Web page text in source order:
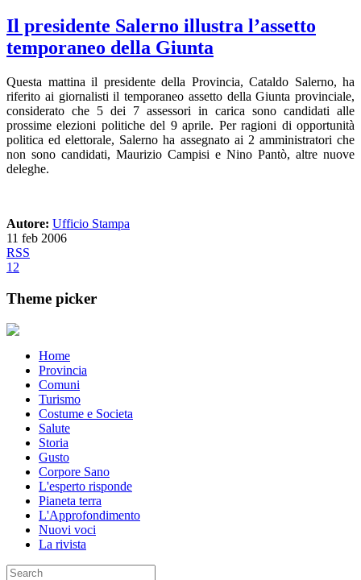
Il presidente Salerno illustra l’assetto
temporaneo della Giunta
Questa mattina il presidente della Provincia, Cataldo Salerno, ha
riferito ai giornalisti il temporaneo assetto della Giunta provinciale,
considerato che 5 dei 7 assessori in carica sono candidati alle
prossime elezioni politiche del 9 aprile. Per ragioni di opportunità
politica ed elettorale, Salerno ha assegnato ai 2 amministratori che
non sono candidati, Maurizio Campisi e Nino Pantò, altre nuove
deleghe.
Autore: Ufficio Stampa
11 feb 2006
RSS
1 2
Theme picker
Home
Provincia
Comuni
Turismo
Costume e Societa
Salute
Storia
Gusto
Corpore Sano
L'esperto risponde
Pianeta terra
L'Approfondimento
Nuovi voci
La rivista